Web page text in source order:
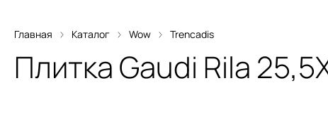
Главная Каталог Wow Trencadis
ПлиткаGaudi Rila